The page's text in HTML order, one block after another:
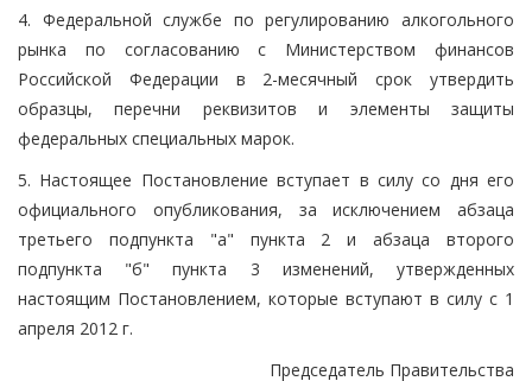
4. Федеральной службе по регулированию алкогольного
рынка по согласованию с Министерством финансов
Российской Федерации в 2-месячный срок утвердить
образцы, перечни реквизитов и элементы защиты
федеральных специальных марок.
5. Настоящее Постановление вступает в силу со дня его
официального опубликования, за исключением абзаца
третьего подпункта "а" пункта 2 и абзаца второго
подпункта "б" пункта 3 изменений, утвержденных
настоящим Постановлением, которые вступают в силу с 1
апреля 2012 г.
Председатель Правительства